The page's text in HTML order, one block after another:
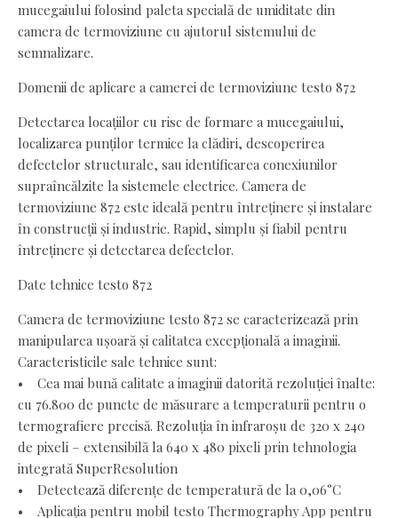
mucegaiului folosind paleta specială de umiditate din
camera de termoviziune cu ajutorul sistemului de
semnalizare.
Domenii de aplicare a camerei de termoviziune testo 872
Detectarea locațiilor cu risc de formare a mucegaiului,
localizarea punților termice la clădiri, descoperirea
defectelor structurale, sau identificarea conexiunilor
supraîncălzite la sistemele electrice. Camera de
termoviziune 872 este ideală pentru întreținere și instalare
în construcții și industrie. Rapid, simplu și fiabil pentru
întreținere și detectarea defectelor.
Date tehnice testo 872
Camera de termoviziune testo 872 se caracterizează prin
manipularea ușoară și calitatea excepțională a imaginii.
Caracteristicile sale tehnice sunt:
• Cea mai bună calitate a imaginii datorită rezoluției înalte:
cu 76.800 de puncte de măsurare a temperaturii pentru o
termografiere precisă. Rezoluția în infraroșu de 320 x 240
de pixeli – extensibilă la 640 x 480 pixeli prin tehnologia
integrată SuperResolution
• Detectează diferențe de temperatură de la 0,06°C
• Aplicația pentru mobil testo Thermography App pentru